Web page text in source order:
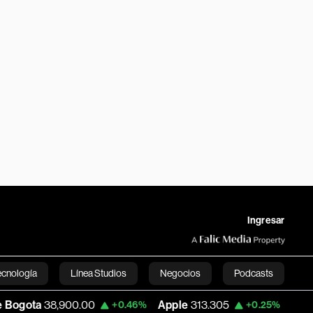
Ingresar
Línea Studios Negocios Podcasts
English+0.46% Apple 313.305 +0.25% USD COP